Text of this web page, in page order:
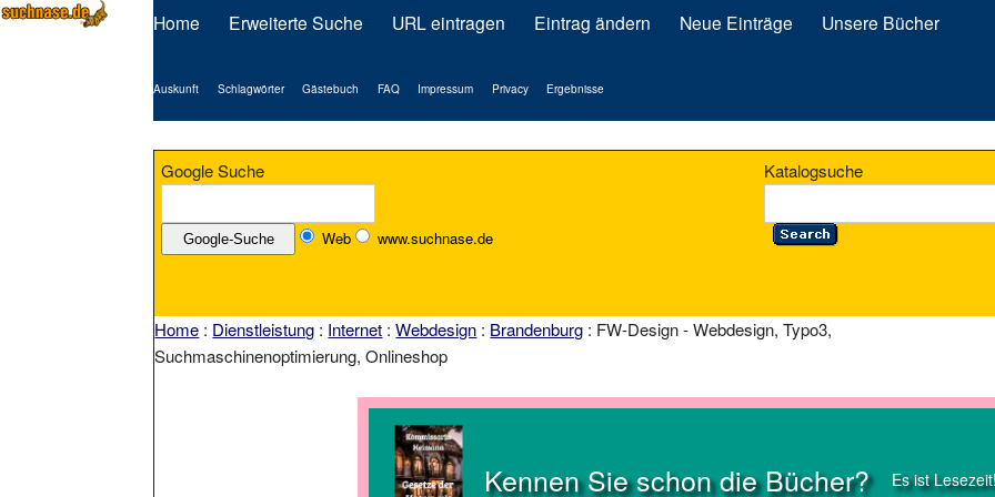
Home Erweiterte Suche URL eintragen Eintrag ändern Neue Einträge Unsere Bücher
Auskunft Schlagwörter Gästebuch FAQ Impressum Privacy Ergebnisse
Google Suche
Web www.suchnase.de
Katalogsuche
Home : Dienstleistung : Internet :Webdesign : Brandenburg : FW-Design - Webdesign, Typo3,
Suchmaschinenoptimierung, Onlineshop
Kennen Sie schon die Bücher? Es ist